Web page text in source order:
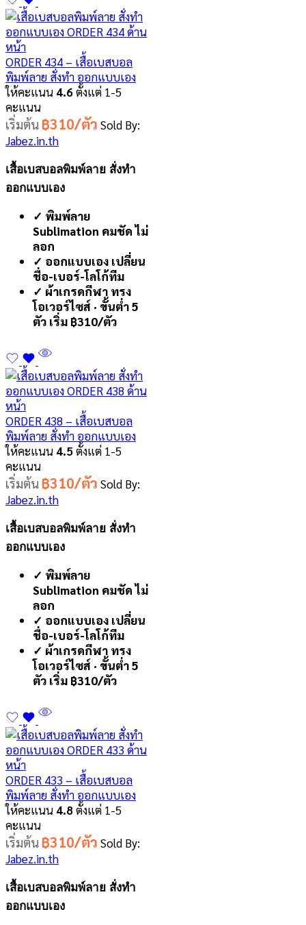
ORDER 434 – เสื้อเบสบอล
พิมพ์ลาย สั่งทำ ออกแบบเอง
ให้คะแนน 4.6ตั้งแต่ 1-5
คะแนน
เริ่มต้น ฿310/ตัว Sold By:
Jabez.in.th
เสื้อเบสบอลพิมพ์ลาย สั่งทำ
ออกแบบเอง
✓ พิมพ์ลาย
Sublimation คมชัด ไม่
ลอก
✓ ออกแบบเอง เปลี่ยน
ชื่อ-เบอร์-โลโก้ทีม
✓ ผ้าเกรดกีฬา ทรง
โอเวอร์ไซส์ · ขั้นต่ำ 5
ตัว เริ่ม ฿310/ตัว
ORDER 438 – เสื้อเบสบอล
พิมพ์ลาย สั่งทำ ออกแบบเอง
ให้คะแนน 4.5ตั้งแต่ 1-5
คะแนน
เริ่มต้น ฿310/ตัว Sold By:
Jabez.in.th
เสื้อเบสบอลพิมพ์ลาย สั่งทำ
ออกแบบเอง
✓ พิมพ์ลาย
Sublimation คมชัด ไม่
ลอก
✓ ออกแบบเอง เปลี่ยน
ชื่อ-เบอร์-โลโก้ทีม
✓ ผ้าเกรดกีฬา ทรง
โอเวอร์ไซส์ · ขั้นต่ำ 5
ตัว เริ่ม ฿310/ตัว
ORDER 433 – เสื้อเบสบอล
พิมพ์ลาย สั่งทำ ออกแบบเอง
ให้คะแนน 4.8ตั้งแต่ 1-5
คะแนน
เริ่มต้น ฿310/ตัว Sold By:
Jabez.in.th
เสื้อเบสบอลพิมพ์ลาย สั่งทำ
ออกแบบเอง